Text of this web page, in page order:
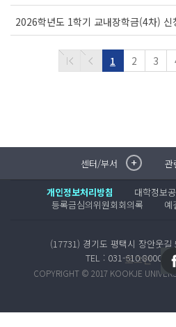
2026학년도 1학기 교내장학금(4차) 신
1 2 3
센터/부서취·창업지원센터
국제대학교 입학
학술정보원
학생생활관
산학협력단
평생교육원
교수학습지원센터
관
로그인
개인정보처리방침 대학정보
등록금심의위원회회의록
예
(17731) 경기도 평택시 장안웃길
TEL : 031-610-8000
COPYRIGHT © 2017 KOOKJE